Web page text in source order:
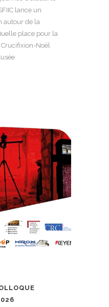
lance un
autour de la
place pour la
Noël